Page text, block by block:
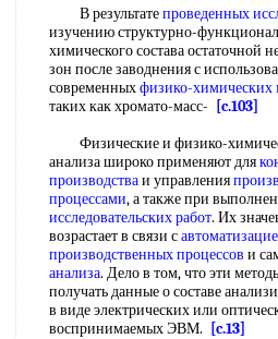
В результатепроведенных
изучению структурно-
химического состава остаточной
зон после заводнения с
современныхфизико-химических
таких как хромато-масс-
[c.103]
Физические и физико-
анализа широко применяют для
производстваи управления
процессами, а также при
исследовательских работ. Их
возрастает в связи с
производственных процессов и
анализа. Дело в том, что эти
получать данные о составе
в виде электрических или
воспринимаемых ЭВМ.
[c.13]